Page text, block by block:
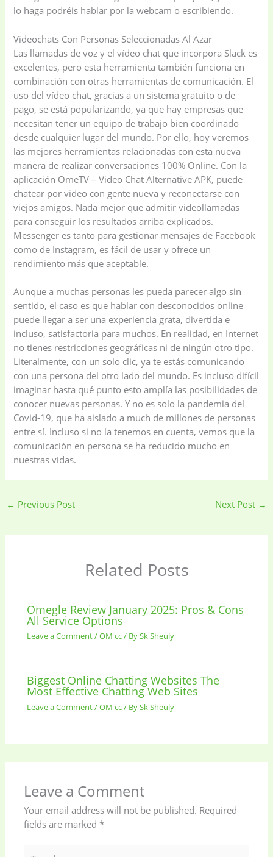
Home Appliances
(52)
Kids & Toys(2)
Kitchen & Cooking
(41)
cooking(2)
Ladies Tote Bag(5) Mens Fashion (4)
Storage Bag(6) Three piece(0)
Uncategorized (15) Watches (0)
Women's bag (8)
Womens Fashion
lo haga podréis hablar por la webcam o escribiendo.
Videochats Con Personas Seleccionadas Al Azar
Las llamadas de voz y el vídeo chat que incorpora Slack es
excelentes, pero esta herramienta también funciona en
combinación con otras herramientas de comunicación. El
uso del vídeo chat, gracias a un sistema gratuito o de
pago, se está popularizando, ya que hay empresas que
necesitan tener un equipo de trabajo bien coordinado
desde cualquier lugar del mundo. Por ello, hoy veremos
las mejores herramientas relacionadas con esta nueva
manera de realizar conversaciones 100% Online. Con la
aplicación OmeTV – Video Chat Alternative APK, puede
chatear por video con gente nueva y reconectarse con
viejos amigos. Nada mejor que admitir videollamadas
para conseguir los resultados arriba explicados.
Messenger es tanto para gestionar mensajes de Facebook
como de Instagram, es fácil de usar y ofrece un
rendimiento más que aceptable.
Aunque a muchas personas les pueda parecer algo sin
sentido, el caso es que hablar con desconocidos online
puede llegar a ser una experiencia grata, divertida e
incluso, satisfactoria para muchos. En realidad, en Internet
no tienes restricciones geográficas ni de ningún otro tipo.
Literalmente, con un solo clic, ya te estás comunicando
con una persona del otro lado del mundo. Es incluso difícil
imaginar hasta qué punto esto amplía las posibilidades de
conocer nuevas personas. Y no es solo la pandemia del
Covid-19, que ha aislado a much de millones de personas
entre sí. Incluso si no la tenemos en cuenta, vemos que la
comunicación en persona se ha reducido mucho en
nuestras vidas.
← Previous Post Next Post →
Related Posts
Omegle Review January 2025: Pros & Cons
All Service Options
Leave a Comment/OM cc/ BySk Sheuly
Biggest Online Chatting Websites The
Most Effective Chatting Web Sites
Leave a Comment/OM cc/ BySk Sheuly
Leave a Comment
Your email address will not be published. Required
fields are marked*